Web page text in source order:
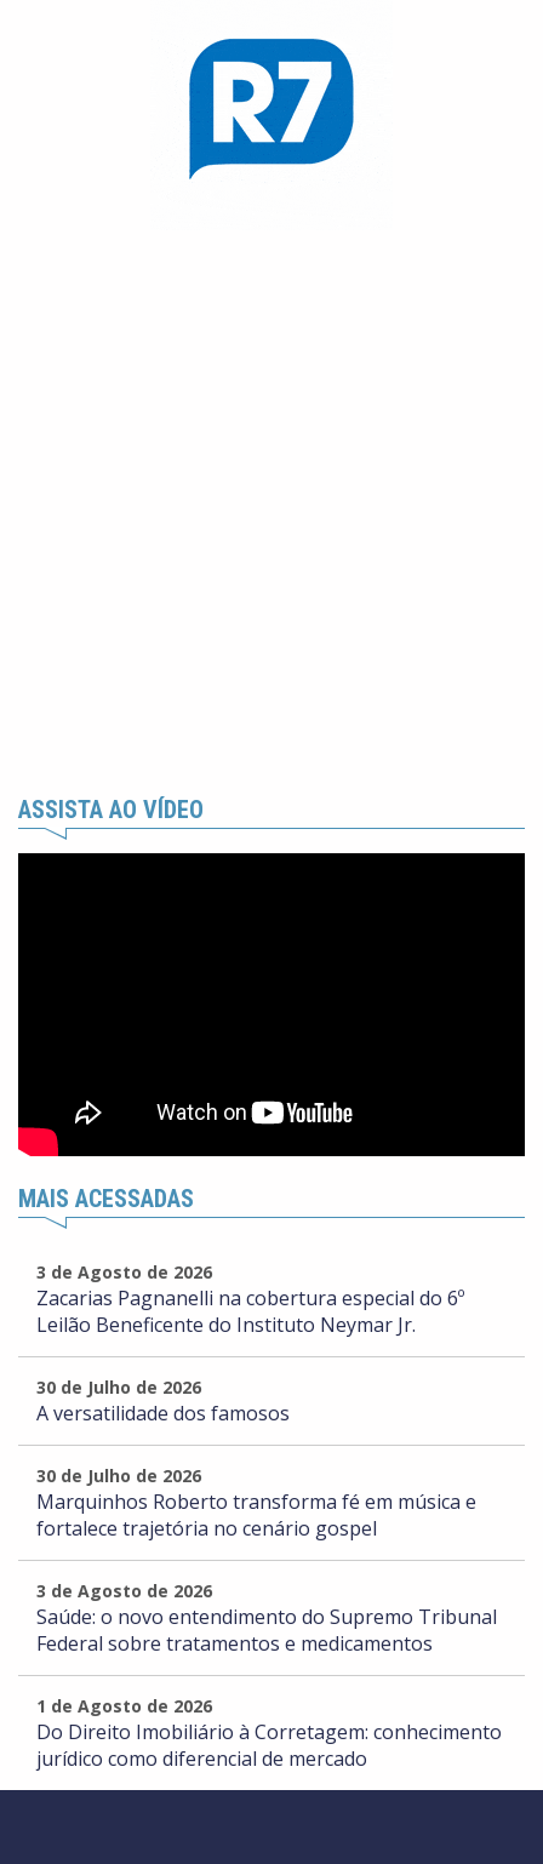
ASSISTA AO VÍDEO
MAIS ACESSADAS
3 de Agosto de 2026
Zacarias Pagnanelli na cobertura especial do 6º
Leilão Beneficente do Instituto Neymar Jr.
30 de Julho de 2026
A versatilidade dos famosos
30 de Julho de 2026
Marquinhos Roberto transforma fé em música e
fortalece trajetória no cenário gospel
3 de Agosto de 2026
Saúde: o novo entendimento do Supremo Tribunal
Federal sobre tratamentos e medicamentos
1 de Agosto de 2026
Do Direito Imobiliário à Corretagem: conhecimento
jurídico como diferencial de mercado